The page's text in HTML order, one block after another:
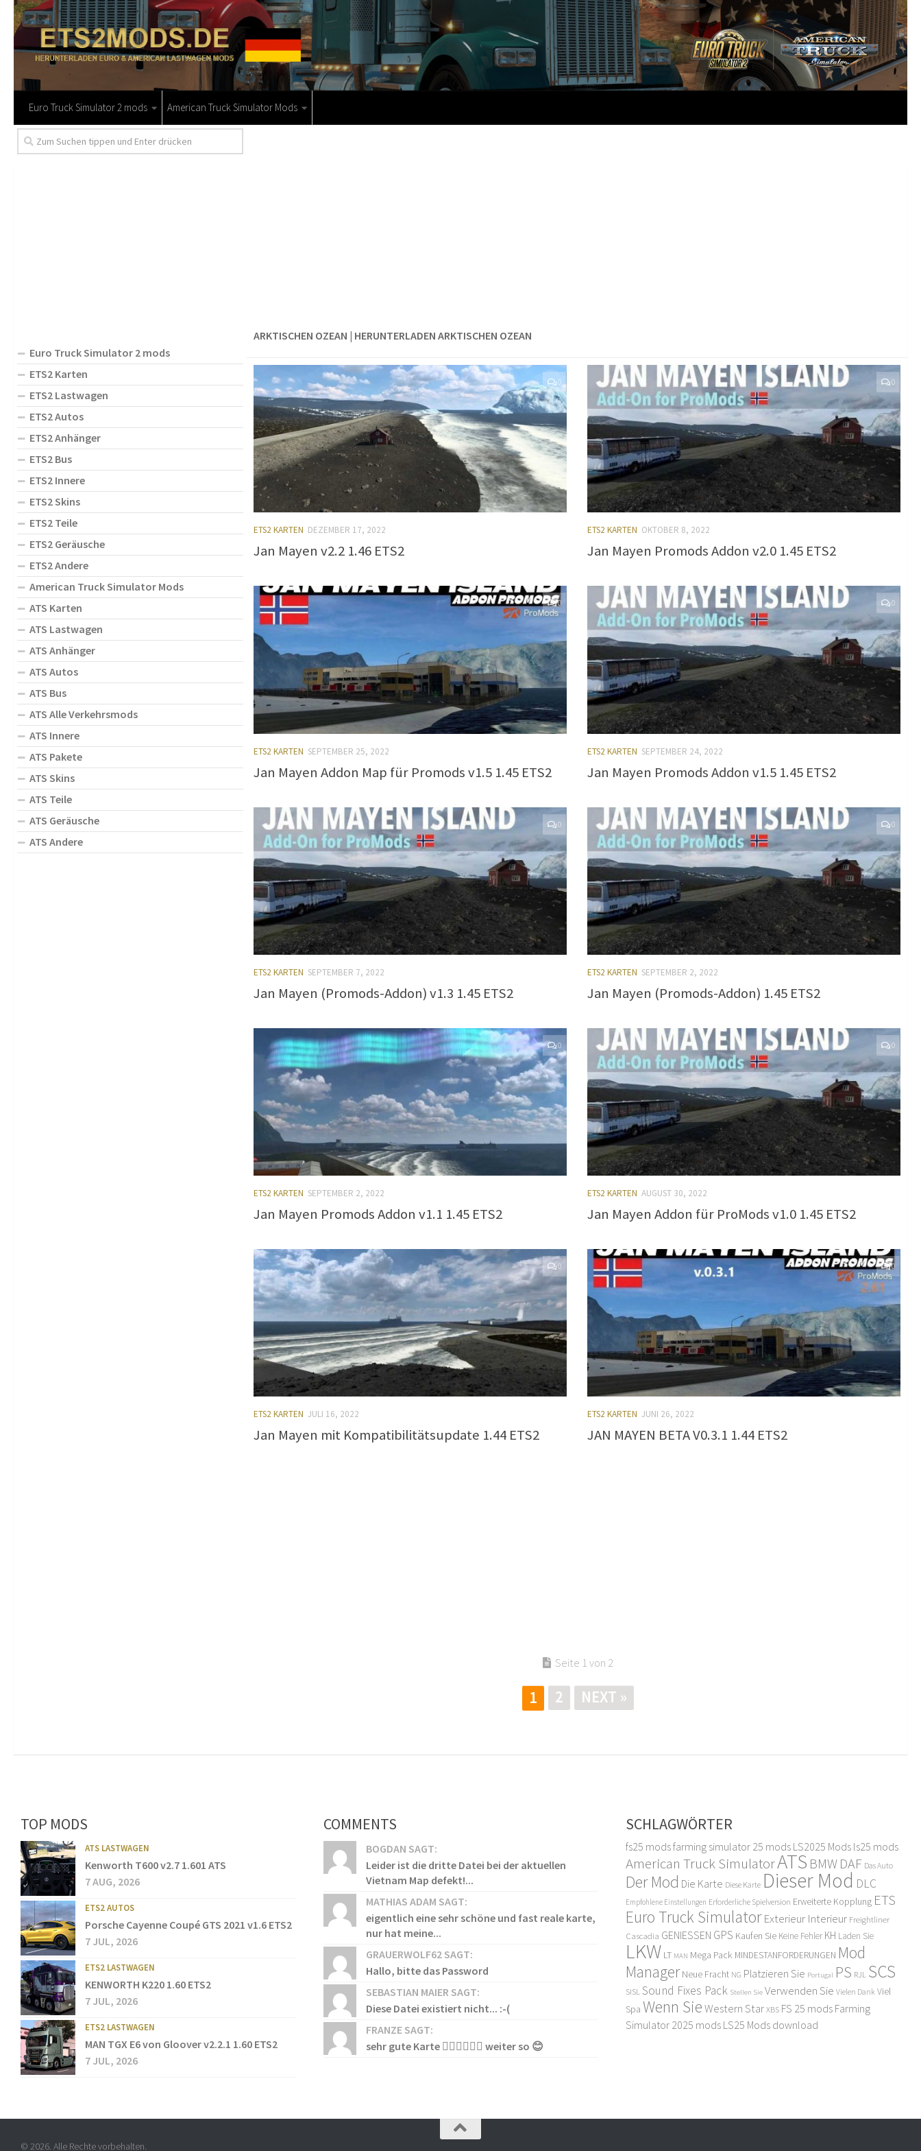
Euro Truck Simulator 2 mods American Truck Simulator Mods
ARKTISCHEN OZEAN | HERUNTERLADEN ARKTISCHEN OZEAN
0
ETS2 KARTEN DEZEMBER 17, 2022
Jan Mayen v2.2 1.46 ETS2
0
ETS2 KARTEN OKTOBER 8, 2022
Jan Mayen Promods Addon v2.0 1.45 ETS2
0
ETS2 KARTEN SEPTEMBER 25, 2022
Jan Mayen Addon Map für Promods v1.5 1.45 ETS2
0
ETS2 KARTEN SEPTEMBER 24, 2022
Jan Mayen Promods Addon v1.5 1.45 ETS2
0
ETS2 KARTEN SEPTEMBER 7, 2022
Jan Mayen (Promods-Addon) v1.3 1.45 ETS2
0
ETS2 KARTEN SEPTEMBER 2, 2022
Jan Mayen (Promods-Addon) 1.45 ETS2
0
ETS2 KARTEN SEPTEMBER 2, 2022
Jan Mayen Promods Addon v1.1 1.45 ETS2
0
ETS2 KARTEN AUGUST 30, 2022
Jan Mayen Addon für ProMods v1.0 1.45 ETS2
0
ETS2 KARTEN JULI 16, 2022
Jan Mayen mit Kompatibilitätsupdate 1.44 ETS2
0
ETS2 KARTEN JUNI 26, 2022
JAN MAYEN BETA V0.3.1 1.44 ETS2
Seite 1 von 2
1 2 NEXT »
Euro Truck Simulator 2 mods
ETS2 Karten
ETS2 Lastwagen
ETS2 Autos
ETS2 Anhänger
ETS2 Bus
ETS2 Innere
ETS2 Skins
ETS2 Teile
ETS2 Geräusche
ETS2 Andere
American Truck Simulator Mods
ATS Karten
ATS Lastwagen
ATS Anhänger
ATS Autos
ATS Bus
ATS Alle Verkehrsmods
ATS Innere
ATS Pakete
ATS Skins
ATS Teile
ATS Geräusche
ATS Andere
TOP MODS
ATS LASTWAGEN
Kenworth T600 v2.7 1.601 ATS
7 AUG, 2026
ETS2 AUTOS
Porsche Cayenne Coupé GTS 2021 v1.6 ETS2
7 JUL, 2026
ETS2 LASTWAGEN
KENWORTH K220 1.60 ETS2
7 JUL, 2026
ETS2 LASTWAGEN
MAN TGX E6 von Gloover v2.2.1 1.60 ETS2
7 JUL, 2026
COMMENTS
BOGDAN SAGT:
Leider ist die dritte Datei bei der aktuellen
Vietnam Map defekt!...
MATHIAS ADAM SAGT:
eigentlich eine sehr schöne und fast reale karte,
nur hat meine...
GRAUERWOLF62 SAGT:
Hallo, bitte das Password
SEBASTIAN MAIER SAGT:
Diese Datei existiert nicht... :-(
FRANZE SAGT:
sehr gute Karte 👍🏻👍🏻👍🏻 weiter so 😊
SCHLAGWÖRTER
fs25 modsfarming simulator 25 mods LS2025 Mods ls25 mods
American Truck SimulatorATS BMW DAF Das Auto
Der Mod Die Karte Diese Karte Dieser Mod DLC
Empfohlene Einstellungen Erforderliche Spielversion Erweiterte Kopplung ETS
Euro Truck Simulator Exterieur Interieur Freightliner
Cascadia GENIESSEN GPS Kaufen Sie Keine Fehler KH Laden Sie
LKW LT MAN Mega Pack MINDESTANFORDERUNGEN Mod
Manager Neue Fracht NG Platzieren Sie Portugal PS RJL SCS
SISL Sound Fixes Pack Stellen Sie Verwenden Sie Vielen Dank Viel
Spa Wenn Sie Western Star XBS FS 25 mods Farming
Simulator 2025 mods LS25 Mods download
© 2026. Alle Rechte vorbehalten.